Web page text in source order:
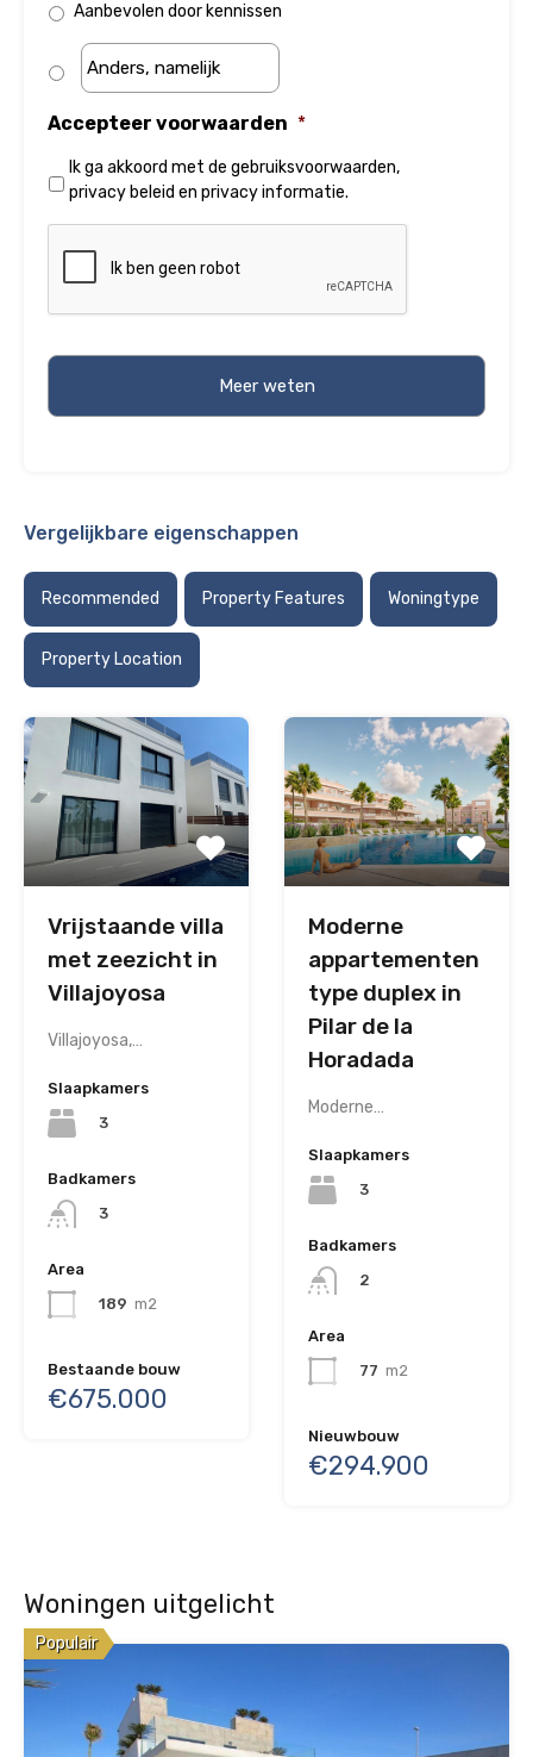
Aanbevolen door kennissen
Accepteer voorwaarden *
Ik ga akkoord met de gebruiksvoorwaarden,
privacy beleid en privacy informatie.
Vergelijkbare eigenschappen
Recommended Property Features Woningtype
Property Location
Vrijstaande villa
met zeezicht in
Villajoyosa
Villajoyosa,…
Slaapkamers
3
Badkamers
3
Area
189 m2
Bestaande bouw
€675.000
Moderne
appartementen
type duplex in
Pilar de la
Horadada
Moderne…
Slaapkamers
3
Badkamers
2
Area
77 m2
Nieuwbouw
€294.900
Woningen uitgelicht
Populair